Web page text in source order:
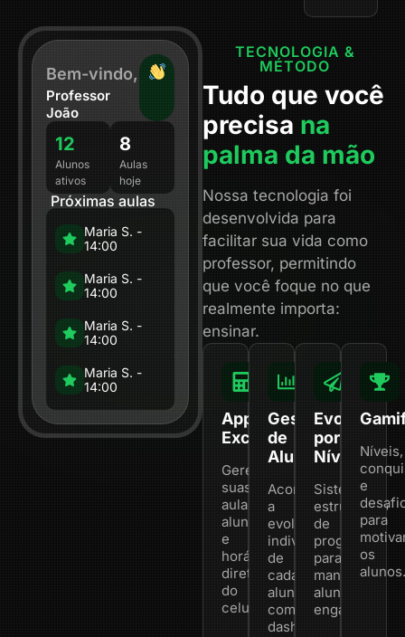
Bem-vindo,
Professor
João
12
Alunos
ativos
8
Aulas
hoje
Próximas aulas
Maria S. -
14:00
Maria S. -
14:00
Maria S. -
14:00
Maria S. -
14:00
TECNOLOGIA &
MÉTODO
Tudo que você
precisa na
palma da mão
Nossa tecnologia foi
desenvolvida para
facilitar sua vida como
professor, permitindo
que você foque no que
realmente importa:
ensinar.
App
Exclusivo
Gerencie
suas
aulas,
alunos
e
horários
direto
do
celular.
Gestão
de
Alunos
Acompanhe
a
evolução
individual
de
cada
aluno
com
dashboards.
Evolução
por
Níveis
Sistema
estruturado
de
progressão
para
manter
alunos
engajados.
Níveis,
e
para
os
alunos.